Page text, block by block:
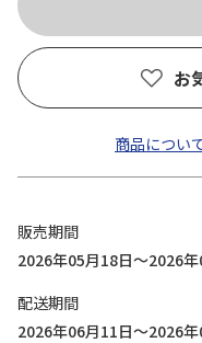
お
商品につい
販売期間
2026年05月18日～2026
配送期間
2026年06月11日～2026